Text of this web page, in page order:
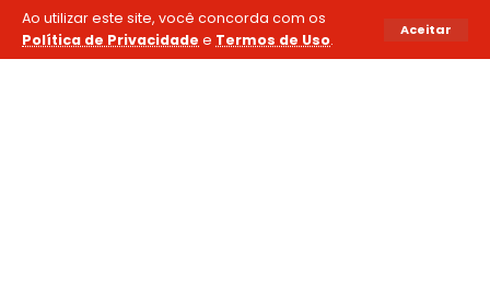
Ao utilizar este site, você concorda com os
Política de Privacidade e Termos de Uso.
Aceitar